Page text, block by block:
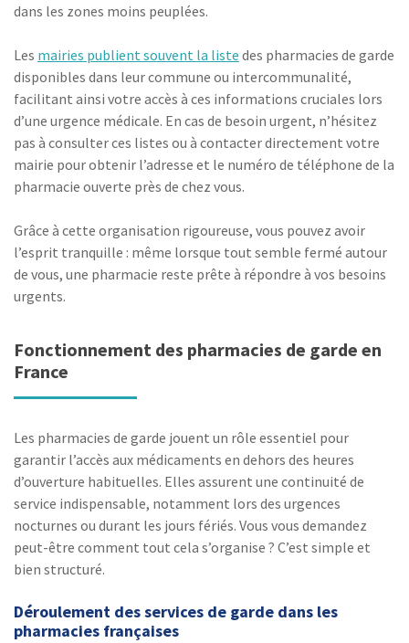
dans les zones moins peuplées.
Les mairies publient souvent la liste des pharmacies de garde
disponibles dans leur commune ou intercommunalité,
facilitant ainsi votre accès à ces informations cruciales lors
d’une urgence médicale. En cas de besoin urgent, n’hésitez
pas à consulter ces listes ou à contacter directement votre
mairie pour obtenir l’adresse et le numéro de téléphone de la
pharmacie ouverte près de chez vous.
Grâce à cette organisation rigoureuse, vous pouvez avoir
l’esprit tranquille : même lorsque tout semble fermé autour
de vous, une pharmacie reste prête à répondre à vos besoins
urgents.
Fonctionnement des pharmacies de garde en
France
Les pharmacies de garde jouent un rôle essentiel pour
garantir l’accès aux médicaments en dehors des heures
d’ouverture habituelles. Elles assurent une continuité de
service indispensable, notamment lors des urgences
nocturnes ou durant les jours fériés. Vous vous demandez
peut-être comment tout cela s’organise ? C’est simple et
bien structuré.
Déroulement des services de garde dans les
pharmacies françaises